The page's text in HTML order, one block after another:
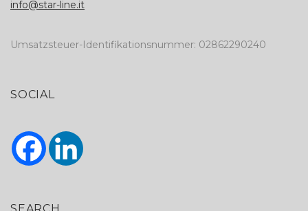
info@star-line.it
Umsatzsteuer-Identifikationsnummer: 02862290240
SOCIAL